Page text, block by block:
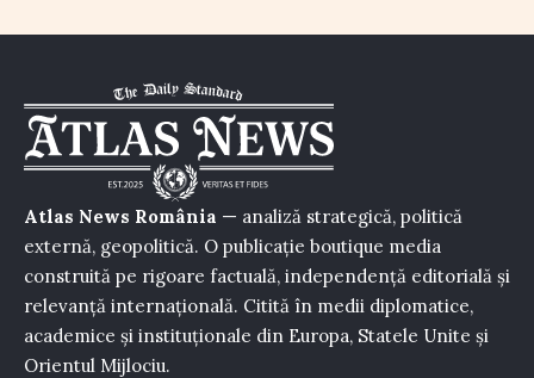
Atlas News România — analiză strategică, politică
externă, geopolitică. O publicație boutique media
construită pe rigoare factuală, independență editorială și
relevanță internațională. Citită în medii diplomatice,
academice și instituționale din Europa, Statele Unite și
Orientul Mijlociu.